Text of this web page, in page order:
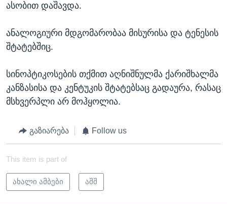
ასობით დაშავდა.
ანალოგიური მდგომარობაა მისურისა და ტენესის
შტატებშიც.
სინოპტიკოსების თქმით აღნიშნულმა ქარიშხალმა
კანზასისა და კენტუკის შტატებსაც გადაურა, რასაც
მსხვერპლი არ მოჰყოლია.
გაზიარება Follow us
This item is part of
ახალი ამბები აშშ